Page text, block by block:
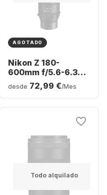
AGOTADO
Nikon Z 180-
600mm f/5.6-6.3
VR
desde 72,99 €/Mes
Todo alquilado